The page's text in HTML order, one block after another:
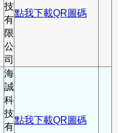
技
有
限
公
司
點我下載QR圖碼
海
誠
科
技
有
點我下載QR圖碼